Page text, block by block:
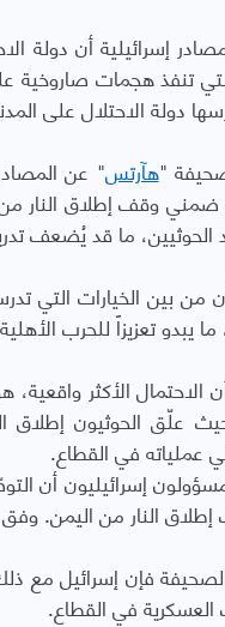
إسرائيلية أن دولة
دولة الاحتلال على
"هآرتس" عن
وقف إطلاق النار من
ما قد يُضعف
من بين الخيارات التي
يبدو تعزيزاً للحرب
الاحتمال الأكثر
علّق الحوثيون إطلاق
عملياته في القطاع.
إسرائيليون أن
النار من اليمن.
فإن إسرائيل مع
العسكرية في القطاع.